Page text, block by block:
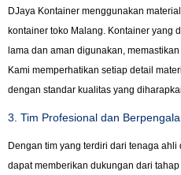
DJaya Kontainer menggunakan
kontainer toko Malang. Kontainer yang
lama dan aman digunakan,
Kami memperhatikan setiap detail
dengan standar kualitas yang
3. Tim Profesional dan
Dengan tim yang terdiri dari tenaga
dapat memberikan dukungan dari